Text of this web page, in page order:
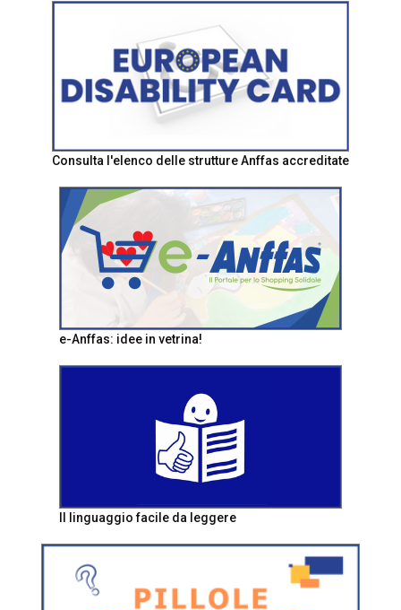
Consulta l'elenco delle strutture Anffas accreditate
e-Anffas: idee in vetrina!
Il linguaggio facile da leggere